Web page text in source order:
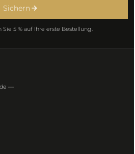
Sichern
5 % auf Ihre erste Bestellung.
—